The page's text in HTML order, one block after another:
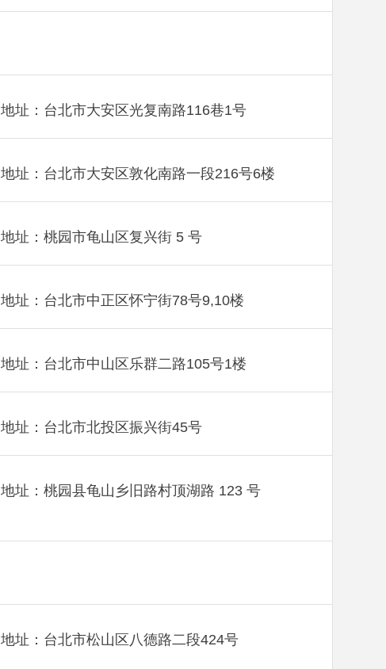
地址：台北市大安区光复南路116巷1号
地址：台北市大安区敦化南路一段216号6楼
地址：桃园市龟山区复兴街 5 号
地址：台北市中正区怀宁街78号9,10楼
地址：台北市中山区乐群二路105号1楼
地址：台北市北投区振兴街45号
地址：桃园县龟山乡旧路村顶湖路 123 号
地址：台北市松山区八德路二段424号